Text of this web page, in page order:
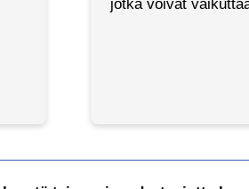
jotka voivat